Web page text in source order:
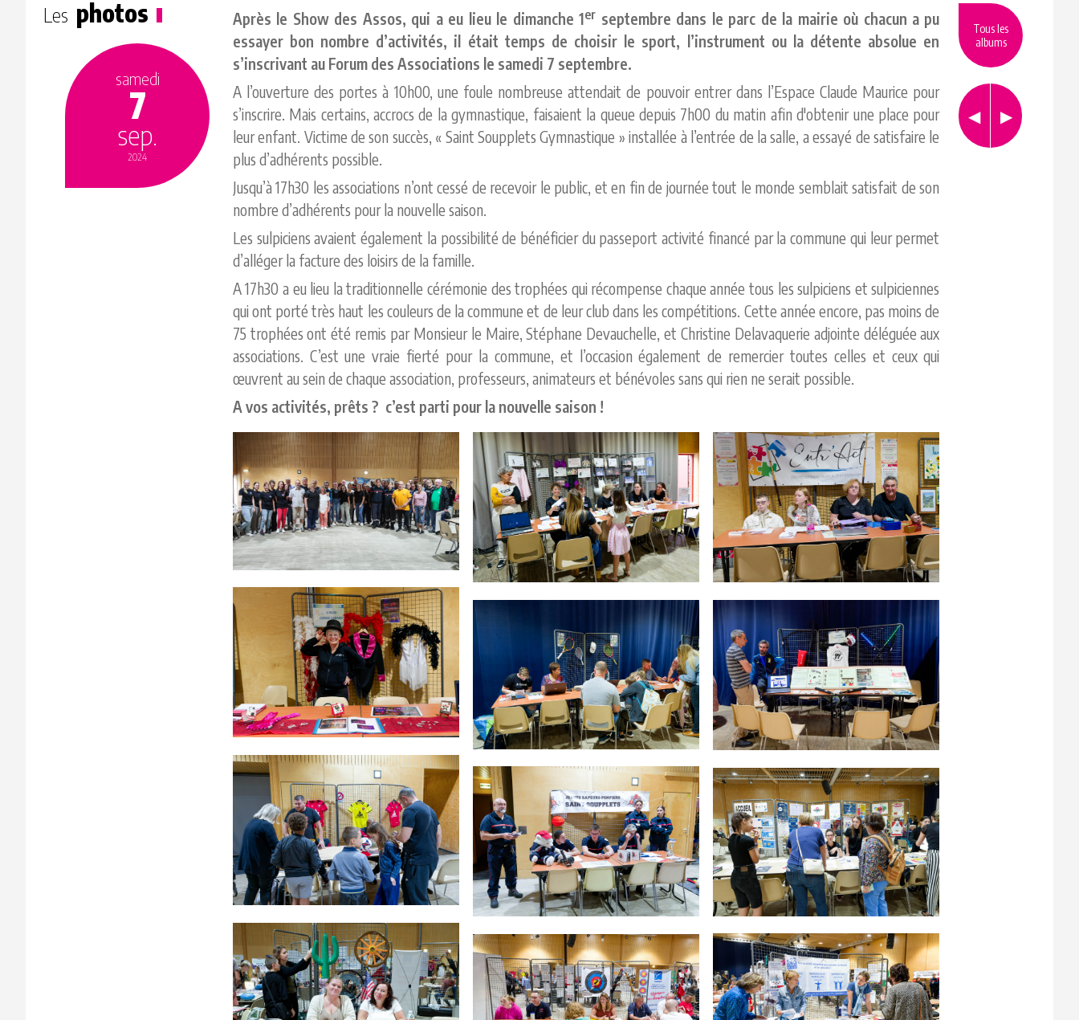
Les photos
7
sep.
2024
samedi
Après le Show des Assos, qui a eu lieu le dimanche 1er septembre dans le parc de la mairie où chacun a pu
essayer bon nombre d’activités, il était temps de choisir le sport, l’instrument ou la détente absolue en
s’inscrivant au Forum des Associations le samedi 7 septembre.
A l’ouverture des portes à 10h00, une foule nombreuse attendait de pouvoir entrer dans l’Espace Claude Maurice pour
s’inscrire. Mais certains, accrocs de la gymnastique, faisaient la queue depuis 7h00 du matin afin d'obtenir une place pour
leur enfant. Victime de son succès, « Saint Soupplets Gymnastique » installée à l’entrée de la salle, a essayé de satisfaire le
plus d’adhérents possible.
Jusqu’à 17h30 les associations n’ont cessé de recevoir le public, et en fin de journée tout le monde semblait satisfait de son
nombre d’adhérents pour la nouvelle saison.
Les sulpiciens avaient également la possibilité de bénéficier du passeport activité financé par la commune qui leur permet
d’alléger la facture des loisirs de la famille.
A 17h30 a eu lieu la traditionnelle cérémonie des trophées qui récompense chaque année tous les sulpiciens et sulpiciennes
qui ont porté très haut les couleurs de la commune et de leur club dans les compétitions. Cette année encore, pas moins de
75 trophées ont été remis par Monsieur le Maire, Stéphane Devauchelle, et Christine Delavaquerie adjointe déléguée aux
associations. C’est une vraie fierté pour la commune, et l’occasion également de remercier toutes celles et ceux qui
œuvrent au sein de chaque association, professeurs, animateurs et bénévoles sans qui rien ne serait possible.
A vos activités, prêts ? c’est parti pour la nouvelle saison !
Tous les
albums